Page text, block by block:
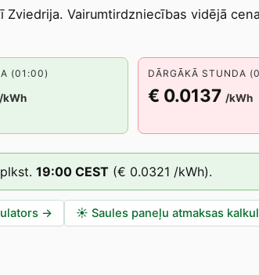
Zviedrija. Vairumtirdzniecības vidējā
(01:00)
/kWh
DĀRGĀKĀ STUNDA
€ 0.0137 /kWh
19:00 CEST (€ 0.0321 /kWh).
→ ☀️ Saules paneļu atmaksas